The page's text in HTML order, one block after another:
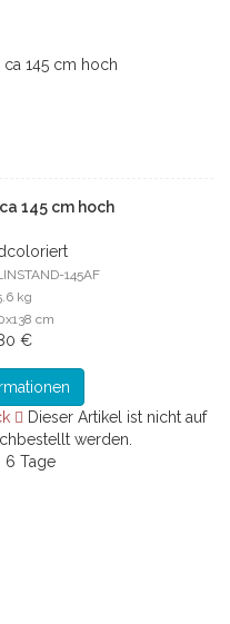
145 cm hoch
145AF
kg
cm
€
Dieser Artikel ist nicht auf
werden.
6 Tage